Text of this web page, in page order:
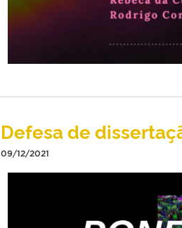
Defesa de
09/12/2021